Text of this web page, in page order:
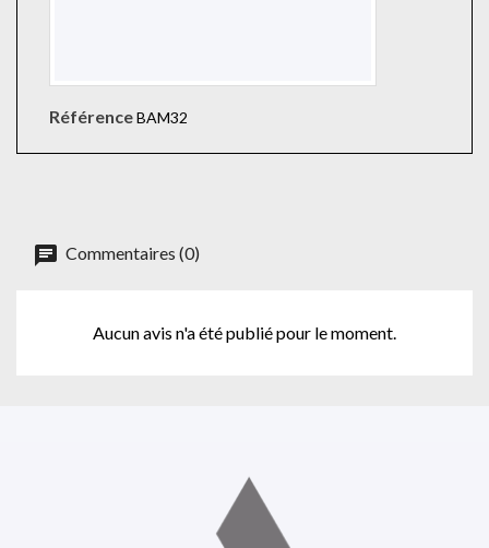
RéférenceBAM32
Commentaires (0)
Aucun avis n'a été publié pour le moment.